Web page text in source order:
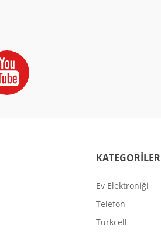
KATEGORİLER
Ev Elektroniği
Telefon
Turkcell